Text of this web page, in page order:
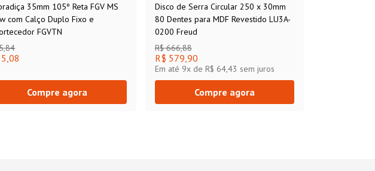
35mm 105º Reta FGV MS
com Calço Duplo Fixo e
FGVTN
Compre agora
Disco de Serra Circular 250 x 30mm
80 Dentes para MDF Revestido LU3A-
0200 Freud
R$ 666,88
R$ 579,90
Em até 9x de R$ 64,43 sem juros
Compre agora